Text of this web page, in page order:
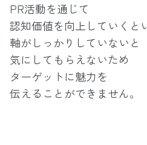
PR活動を通じて
認知価値を向上していくと
軸がしっかりしていないと
気にしてもらえないため
ターゲットに魅力を
伝えることができません。